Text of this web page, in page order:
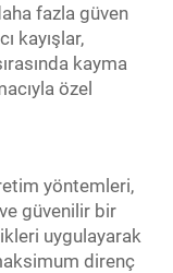
fazla güven
kayışlar,
kayma
özel
yöntemleri,
güvenilir bir
uygulayarak
direnç